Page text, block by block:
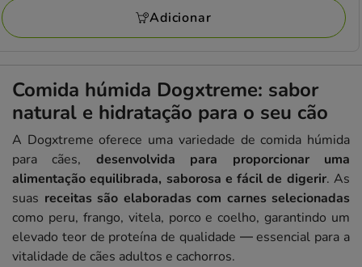
52.21€
Adicionar
Comida húmida Dogxtreme: sabor
natural e hidratação para o seu cão
A Dogxtreme oferece uma variedade de comida húmida
para cães, desenvolvida para proporcionar uma
alimentação equilibrada, saborosa e fácil de digerir. As
suas receitas são elaboradas com carnes selecionadas
como peru, frango, vitela, porco e coelho, garantindo um
elevado teor de proteína de qualidade — essencial para a
vitalidade de cães adultos e cachorros.